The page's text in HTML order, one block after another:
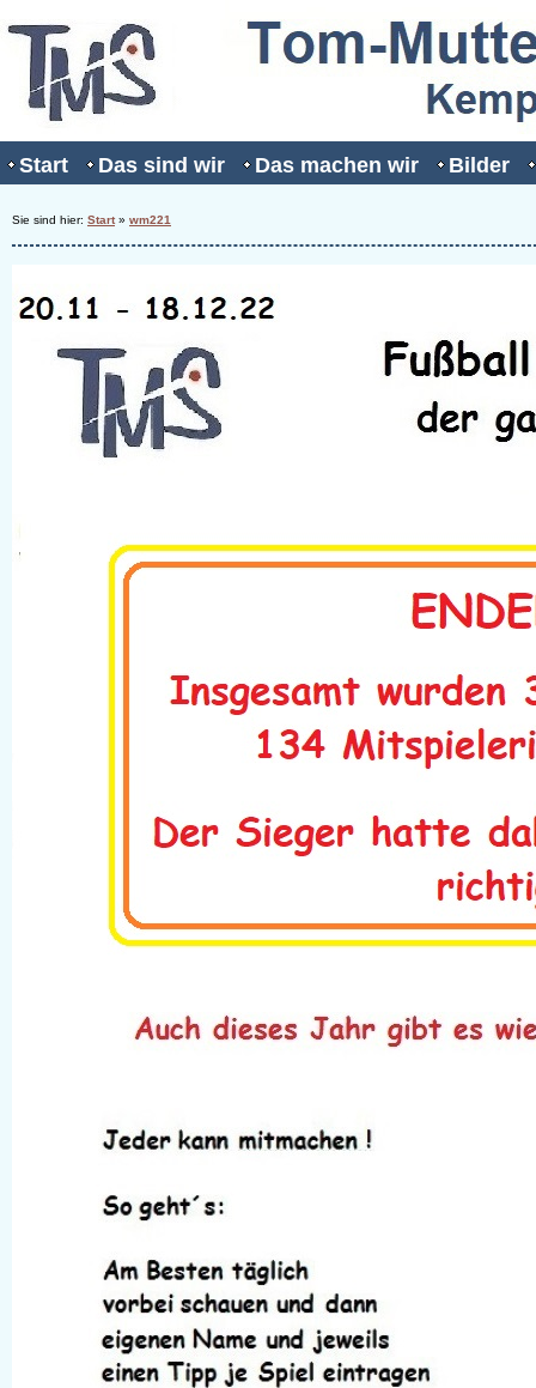
Start Das sind wir Das machen wir Bilder
Sie sind hier: Start» wm221